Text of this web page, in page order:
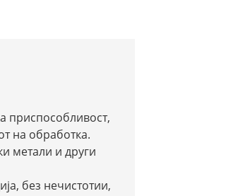
приспособливост,
на обработка.
метали и други
без нечистотии,